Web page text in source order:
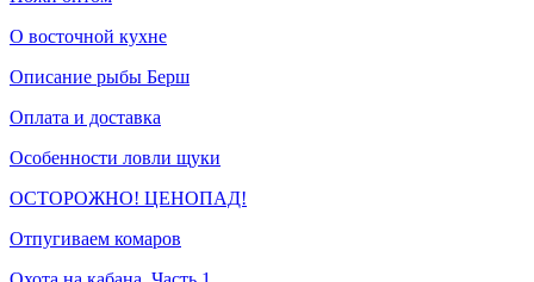
О восточной кухне
Описание рыбы Берш
Оплата и доставка
Особенности ловли щуки
ОСТОРОЖНО! ЦЕНОПАД!
Отпугиваем комаров